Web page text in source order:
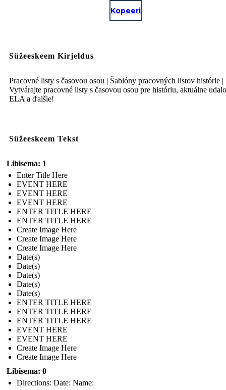
Kopeeri
Süžeeskeem Kirjeldus
Pracovné listy s časovou osou | Šablóny pracovných listov histórie |
Vytvárajte pracovné listy s časovou osou pre históriu, aktuálne
ELA a ďalšie!
Süžeeskeem Tekst
Libisema: 1
Enter Title Here
EVENT HERE
EVENT HERE
EVENT HERE
ENTER TITLE HERE
ENTER TITLE HERE
Create Image Here
Create Image Here
Create Image Here
Date(s)
Date(s)
Date(s)
Date(s)
Date(s)
ENTER TITLE HERE
ENTER TITLE HERE
ENTER TITLE HERE
EVENT HERE
EVENT HERE
Create Image Here
Create Image Here
Libisema: 0
Directions: Date: Name: